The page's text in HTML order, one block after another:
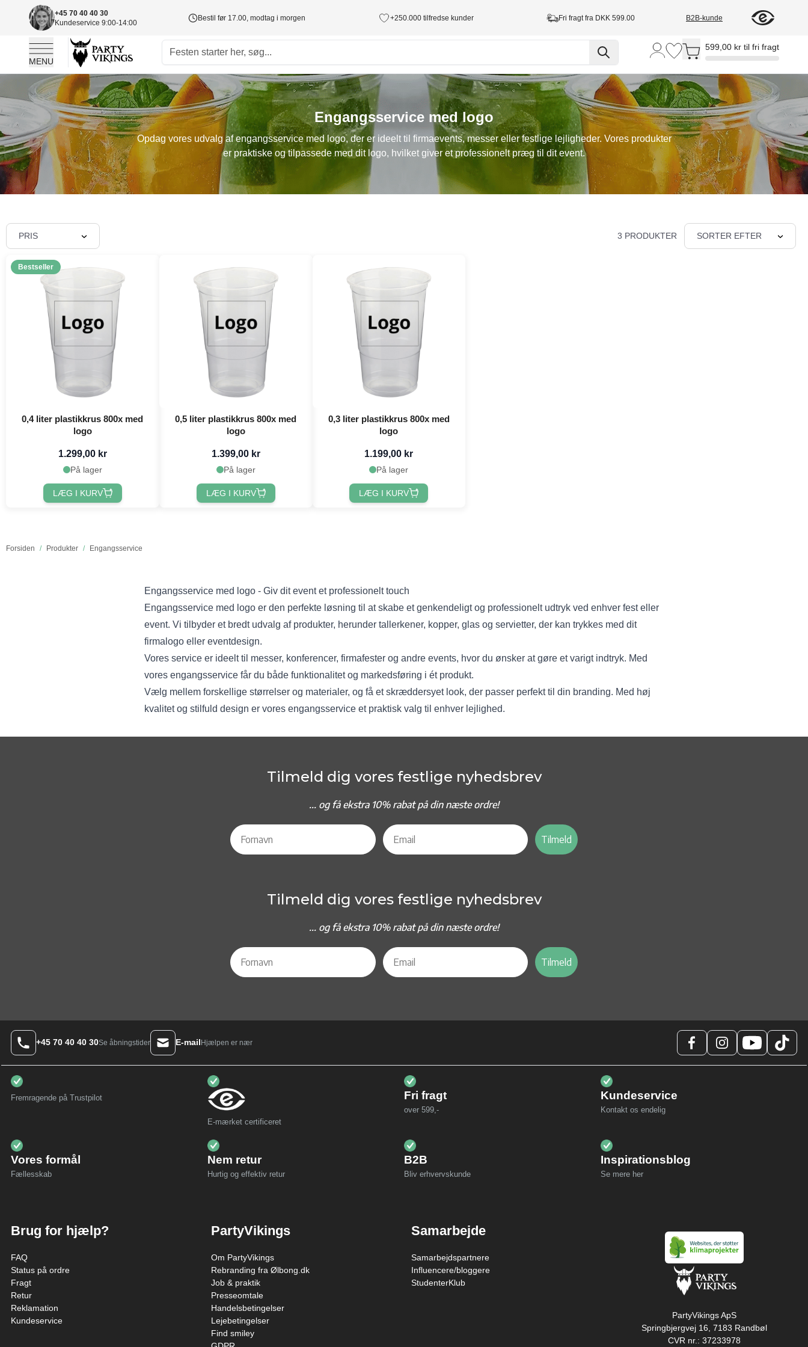
+45 70 40 40 30
Kundeservice 9:00-14:00
Bestil før 17.00, modtag i morgen +250.000 tilfredse kunder Fri fragt fra DKK 599.00 B2B-kunde
MENU
Toggle minicart, Cart is empty
599,00 kr til fri fragt
Skip to Content
Engangsservice med logo
Opdag vores udvalg af engangsservice med logo, der er ideelt til firmaevents, messer eller festlige lejligheder. Vores produkter
er praktiske og tilpassede med dit logo, hvilket giver et professionelt præg til dit event.
Forsiden / Produkter / Engangsservice
PRIS 3 PRODUKTER SORTER EFTER
Bestseller
0,4 liter plastikkrus 800x med
logo
1.299,00 kr
På lager
LÆG I KURV
0,5 liter plastikkrus 800x med
logo
1.399,00 kr
På lager
LÆG I KURV
0,3 liter plastikkrus 800x med
logo
1.199,00 kr
På lager
LÆG I KURV
Engangsservice med logo - Giv dit event et professionelt touch
Engangsservice med logo er den perfekte løsning til at skabe et genkendeligt og professionelt udtryk ved enhver fest eller
event. Vi tilbyder et bredt udvalg af produkter, herunder tallerkener, kopper, glas og servietter, der kan trykkes med dit
firmalogo eller eventdesign.
Vores service er ideelt til messer, konferencer, firmafester og andre events, hvor du ønsker at gøre et varigt indtryk. Med
vores engangsservice får du både funktionalitet og markedsføring i ét produkt.
Vælg mellem forskellige størrelser og materialer, og få et skræddersyet look, der passer perfekt til din branding. Med høj
kvalitet og stilfuld design er vores engangsservice et praktisk valg til enhver lejlighed.
Tilmeld dig vores festlige nyhedsbrev
... og få ekstra 10% rabat på din næste ordre!
Tilmeld
Tilmeld dig vores festlige nyhedsbrev
... og få ekstra 10% rabat på din næste ordre!
Tilmeld
+45 70 40 40 30Se åbningstider E-mail Hjælpen er nær
Fremragende på Trustpilot
E-mærket certificeret
Fri fragt
over 599,-
Kundeservice
Kontakt os endelig
Vores formål
Fællesskab
Nem retur
Hurtig og effektiv retur
B2B
Bliv erhvervskunde
Inspirationsblog
Se mere her
Brug for hjælp?
FAQ
Status på ordre
Fragt
Retur
Reklamation
Kundeservice
PartyVikings
Om PartyVikings
Rebranding fra Ølbong.dk
Job & praktik
Presseomtale
Handelsbetingelser
Lejebetingelser
Find smiley
Samarbejde
Samarbejdspartnere
Influencere/bloggere
StudenterKlub
PartyVikings ApS
Springbjergvej 16, 7183 Randbøl
CVR nr.: 37233978